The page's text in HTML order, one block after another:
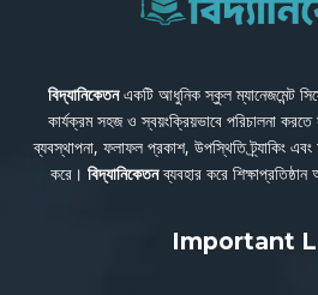
বিদ্যানিকেতনএকটি আধুনিক স্কুল ম্যানেজমেন্ট
কার্যক্রম সহজ ও স্বয়ংক্রিয়ভাবে পরিচালনা
ব্যবস্থাপনা, ফলাফল প্রকাশ, উপস্থিতি ট্র্যাকিং
করে। বিদ্যানিকেতনব্যবহার করে
Important